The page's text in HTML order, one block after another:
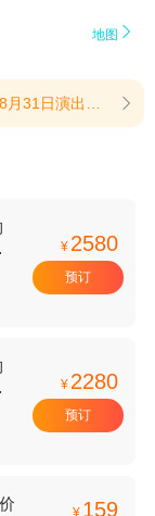
地图 
冬季会在下午15:40离开展示区进食、休息。为了模拟南极光照时间，企鹅展缸在16:00关闭灯光，请您合理安排游览时间。4、表演会因客流量增减/动物身体状况/场地升级等原因在未提前告知的情况下临时更改时间或取消，不便之处敬请谅解。(提示有效期2026/8/3至2026/8/31) 
¥ 2580
预订
¥ 2280
预订
¥ 159